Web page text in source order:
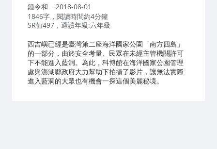
作
者：
鍾令和
2018-08-01
1846字，閱讀時間約4分鐘
SR值497，適讀年級:六年級
西吉嶼已經是臺灣第二座海洋國家公園「南方四島」
的一部分，由於安全考量、民眾在未經主管機關許可
下不能進入藍洞。為此，科博館在海洋國家公園管理
處與澎湖縣政府大力幫助下拍攝了影片，讓無法實際
進入藍洞的大眾也有機會一探這個美麗秘境。